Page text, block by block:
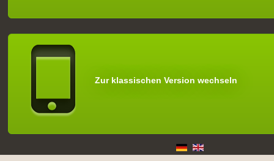
Zur klassischen Version wechseln